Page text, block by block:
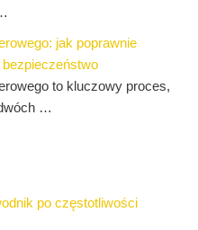
jak poprawnie
to kluczowy proces,
…
po częstotliwości